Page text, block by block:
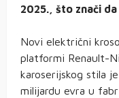
2025., što znači
Novi električni
platformi Renault-
karoserijskog stila
milijardu evra u